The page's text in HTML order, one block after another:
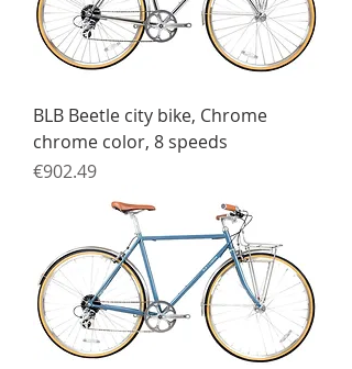
BLB Beetle city bike, Chrome
chrome color, 8 speeds
Price
€902.49